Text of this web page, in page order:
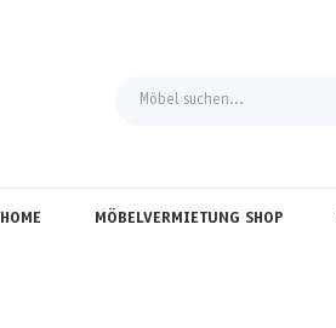
HOME MÖBELVERMIETUNG SHOP